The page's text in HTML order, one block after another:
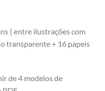
( entre ilustrações com
transparente + 16 papeis
de 4 modelos de